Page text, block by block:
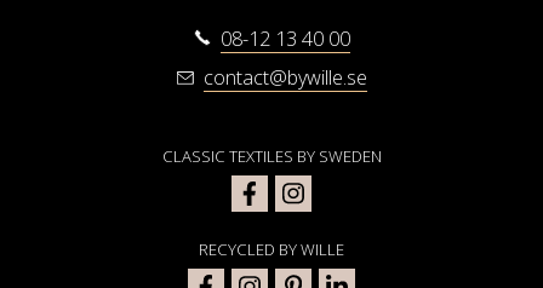
08-12 13 40 00
contact@bywille.se
CLASSIC TEXTILES BY SWEDEN
RECYCLED BY WILLE